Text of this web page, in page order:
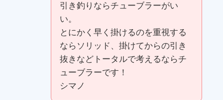
引き釣りならチューブラーがい
い。
とにかく早く掛けるのを重視する
ならソリッド、掛けてからの引き
抜きなどトータルで考えるならチ
ューブラーです！
シマノ